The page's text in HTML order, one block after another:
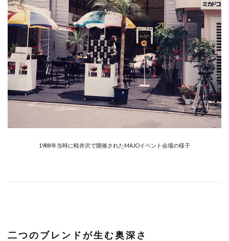
1988年当時に軽井沢で開催されたMAJOイベント会場の様子
二つのブレンドが生む奥深さ